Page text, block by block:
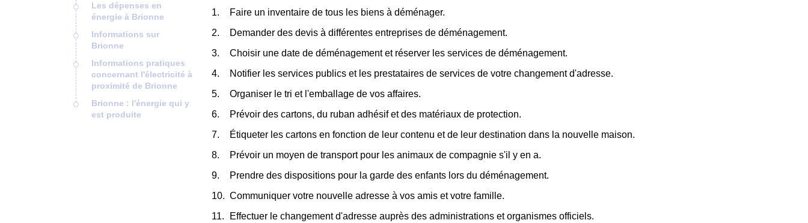
Les dépenses en
énergie à Brionne
Informations sur
Brionne
Informations pratiques
concernant l'électricité à
proximité de Brionne
Brionne : l'énergie qui y
est produite
Faire un inventaire de tous les biens à déménager.
Demander des devis à différentes entreprises de déménagement.
Choisir une date de déménagement et réserver les services de déménagement.
Notifier les services publics et les prestataires de services de votre changement d'adresse.
Organiser le tri et l'emballage de vos affaires.
Prévoir des cartons, du ruban adhésif et des matériaux de protection.
Étiqueter les cartons en fonction de leur contenu et de leur destination dans la nouvelle maison.
Prévoir un moyen de transport pour les animaux de compagnie s'il y en a.
Prendre des dispositions pour la garde des enfants lors du déménagement.
Communiquer votre nouvelle adresse à vos amis et votre famille.
Effectuer le changement d'adresse auprès des administrations et organismes officiels.